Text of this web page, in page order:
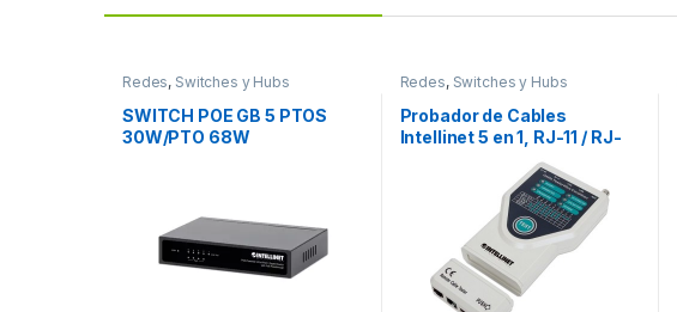
Redes, Switches y Hubs
SWITCH POE GB 5 PTOS
30W/PTO 68W
Redes, Switches y Hubs
Probador de Cables
Intellinet 5 en 1, RJ-11 / RJ-
45/ USB/ BNC/ Firewire RJ11 /
RJ45 / USB / BNC / FIREWIRE